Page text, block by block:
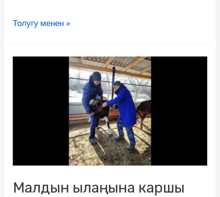
Толугу менен »
Малдын ылаңына каршы